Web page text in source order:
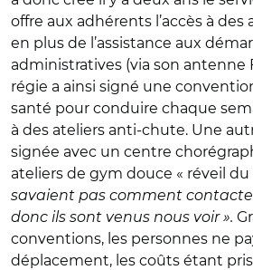
offre aux adhérents l’accès à
en plus de l’assistance aux
administratives (via son antenne
régie a ainsi signé une
santé pour conduire chaque
à des ateliers anti-chute. Une
signée avec un centre
ateliers de gym douce « réveil du
savaient pas comment
donc ils sont venus nous voir ».
conventions, les personnes ne
déplacement, les coûts étant